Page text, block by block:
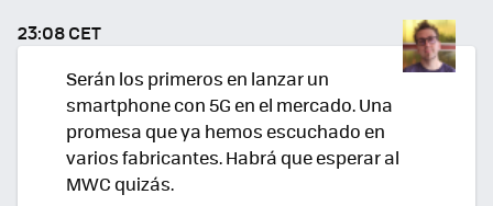
TEA
R
23:08 CET
Serán los primeros en lanzar un
smartphone con 5G en el mercado. Una
promesa que ya hemos escuchado en
varios fabricantes. Habrá que esperar al
MWC quizás.